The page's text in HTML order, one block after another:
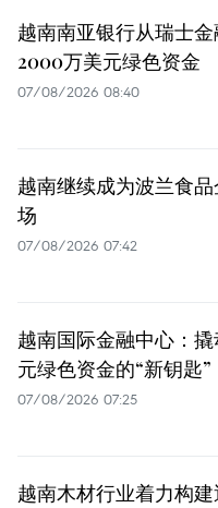
越南南亚银行从瑞士
2000万美元绿色资金
07/08/2026 08:40
越南继续成为波兰食
场
07/08/2026 07:42
越南国际金融中心：
元绿色资金的“新钥匙”
07/08/2026 07:25
越南木材行业着力构